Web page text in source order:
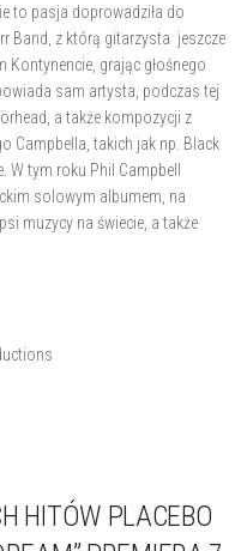
to pasja doprowadziła do
Band, z którą gitarzysta jeszcze
Kontynencie, grając głośnego
sam artysta, podczas tej
a także kompozycji z
Campbella, takich jak np. Black
W tym roku Phil Campbell
solowym albumem, na
muzycy na świecie, a także
HITÓW PLACEBO